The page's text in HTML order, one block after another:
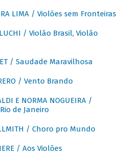
LIMA / Violões sem Fronteiras
/ Violão Brasil, Violão
/ Saudade Maravilhosa
/ Vento Brando
E NORMA NOGUEIRA /
de Janeiro
/ Choro pro Mundo
/ Aos Violões